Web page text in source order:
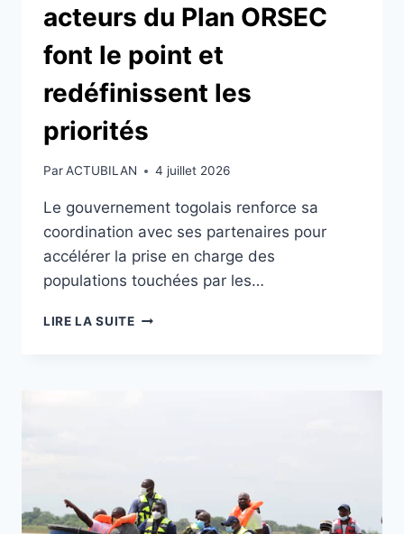
acteurs du Plan ORSEC
font le point et
redéfinissent les
priorités
ParACTUBILAN 4 juillet 2026
Le gouvernement togolais renforce sa
coordination avec ses partenaires pour
accélérer la prise en charge des
populations touchées par les…
LIRE LA SUITEINONDATIONS
FONT
LE
POINT